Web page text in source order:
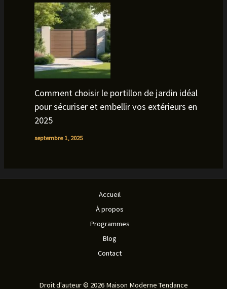
Comment choisir le portillon de jardin idéal
pour sécuriser et embellir vos extérieurs en
2025
septembre 1, 2025
Accueil
À propos
Programmes
Blog
Contact
Droit d'auteur © 2026 Maison Moderne Tendance